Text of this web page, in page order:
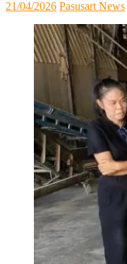
Posted
21/04/2026 Author
Pasusart News